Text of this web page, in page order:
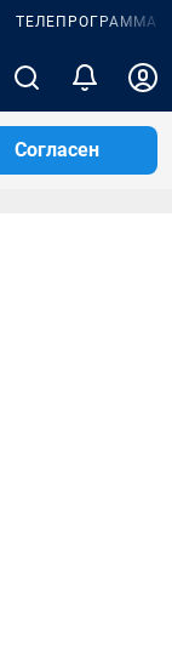
ТЕЛЕПРОГРАММА
Согласен